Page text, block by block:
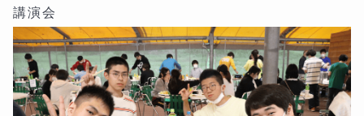
講演会